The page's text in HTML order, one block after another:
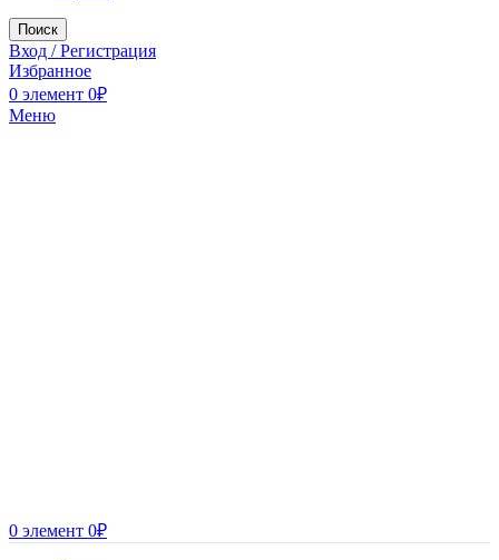
Поиск
Вход / Регистрация
Избранное
0 элемент 0₽
Меню
0 элемент 0₽